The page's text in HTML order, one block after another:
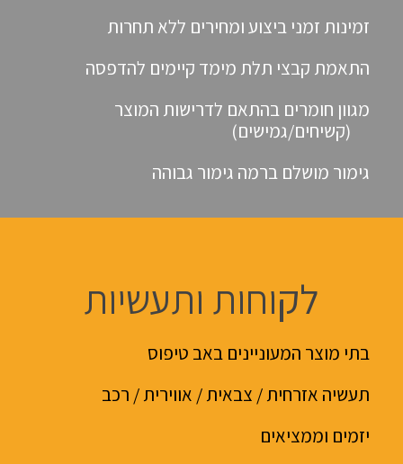
זמינות זמני ביצוע ומחירים ללא תחרות
התאמת קבצי תלת מימד קיימים להדפסה
מגוון חומרים בהתאם לדרישות המוצר
(קשיחים/גמישים)
גימור מושלם ברמה גימור גבוהה
לקוחות ותעשיות
בתי מוצר המעוניינים באב טיפוס
תעשיה אזרחית / צבאית / אווירית / רכב
יזמים וממציאים